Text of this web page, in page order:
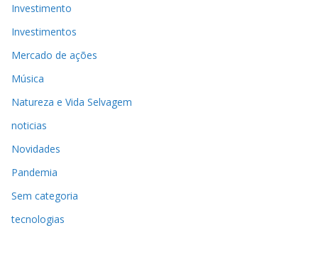
Investimento
Investimentos
Mercado de ações
Música
Natureza e Vida Selvagem
noticias
Novidades
Pandemia
Sem categoria
tecnologias